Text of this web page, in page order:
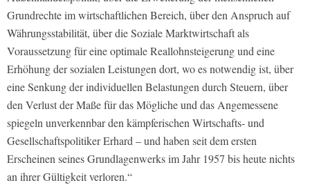
Grundrechte im wirtschaftlichen Bereich, über den Anspruch auf
Währungsstabilität, über die Soziale Marktwirtschaft als
Voraussetzung für eine optimale Reallohnsteigerung und eine
Erhöhung der sozialen Leistungen dort, wo es notwendig ist, über
eine Senkung der individuellen Belastungen durch Steuern, über
den Verlust der Maße für das Mögliche und das Angemessene
spiegeln unverkennbar den kämpferischen Wirtschafts- und
Gesellschaftspolitiker Erhard – und haben seit dem ersten
Erscheinen seines Grundlagenwerks im Jahr 1957 bis heute nichts
an ihrer Gültigkeit verloren.“